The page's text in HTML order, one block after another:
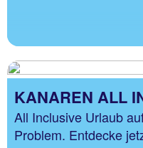
KANAREN ALL
All Inclusive Urlaub
Problem. Entdecke